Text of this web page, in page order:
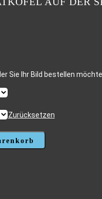
Sie Ihr Bild bestellen
Zurücksetzen